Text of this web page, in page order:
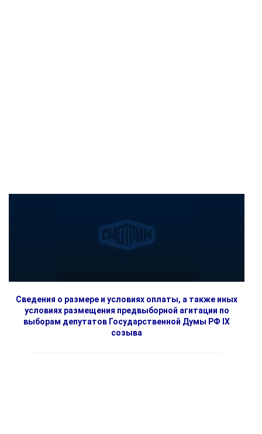
Сведения о размере и условиях оплаты, а также иных
условиях размещения предвыборной агитации по
выборам депутатов Государственной Думы РФ IX
созыва